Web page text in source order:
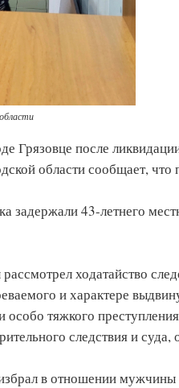
Грязовце после
области сообщает,
задержали 43-летнего
ходатайство
и характере
особо тяжкого
следствия и суда,
в отношении